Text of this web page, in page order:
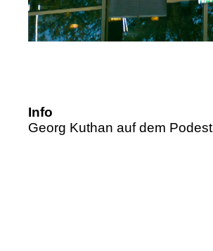
Info
Georg Kuthan auf dem Podest